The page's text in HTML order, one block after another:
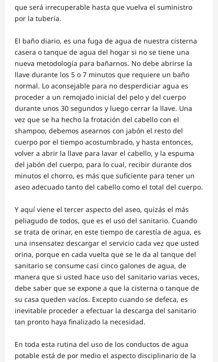
que será irrecuperable hasta que vuelva el suministro
por la tubería.
El baño diario, es una fuga de agua de nuestra cisterna
casera o tanque de agua del hogar si no se tiene una
nueva metodología para bañarnos. No debe abrirse la
llave durante los 5 o 7 minutos que requiere un baño
normal. Lo aconsejable para no desperdiciar agua es
proceder a un remojado inicial del pelo y del cuerpo
durante unos 30 segundos y luego cerrar la llave. Una
vez que se ha hecho la frotación del cabello con el
shampoo, debemos asearnos con jabón el resto del
cuerpo por el tiempo acostumbrado, y hasta entonces,
volver a abrir la llave para lavar el cabello, y la espuma
del jabón del cuerpo, para lo cual, recibir durante dos
minutos el chorro, es más que suficiente para tener un
aseo adecuado tanto del cabello como el total del cuerpo.
Y aquí viene el tercer aspecto del aseo, quizás el más
peliagudo de todos, que es el uso del sanitario. Cuando
se trata de orinar, en este tiempo de carestía de agua, es
una insensatez descargar el servicio cada vez que usted
orina, porque en cada vuelta que se le da al tanque del
sanitario se consume casi cinco galones de agua, de
manera que si usted hace uso del sanitario varias veces,
debe saber que se expone a que la cisterna o tanque de
su casa queden vacíos. Excepto cuando se defeca, es
inevitable proceder a efectuar la descarga del sanitario
tan pronto haya finalizado la necesidad.
En toda esta rutina del uso de los conductos de agua
potable está de por medio el aspecto disciplinario de la